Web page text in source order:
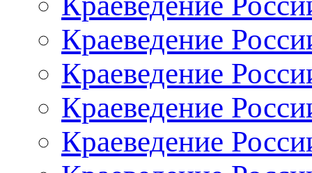
Краеведение
Краеведение
Краеведение
Краеведение